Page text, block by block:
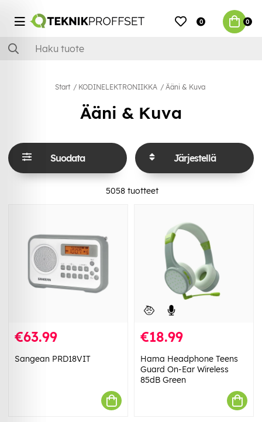
0 0
Start KODINELEKTRONIIKKA Ääni & Kuva
Ääni & Kuva
Suodata Järjestellä
5058 tuotteet
€63.99
Sangean PRD18VIT
€18.99
Hama Headphone Teens
Guard On-Ear Wireless
85dB Green